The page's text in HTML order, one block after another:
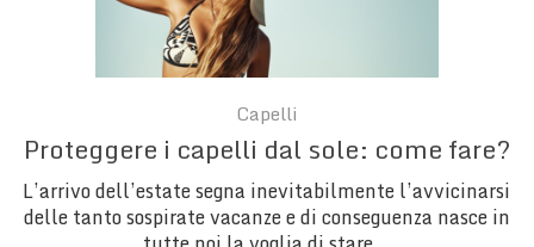
Capelli
Proteggere i capelli dal sole: come fare?
L’arrivo dell’estate segna inevitabilmente l’avvicinarsi
delle tanto sospirate vacanze e di conseguenza nasce in